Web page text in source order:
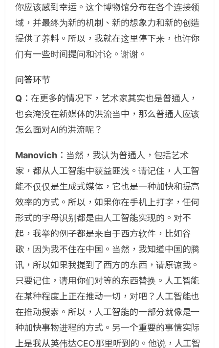
你应该感到幸运。这个博物馆分布在各个连接领
域，并最终为新的机制、新的想象力和新的创造
提供了养料。所以，我就在这里停下来，也许你
们有一些时间提问和讨论。谢谢。
问答环节
Q ：在更多的情况下，艺术家其实也是普通人，
也会淹没在新媒体的洪流当中，那么普通人应该
怎么面对AI的洪流呢？
Manovich：当然，我认为普通人，包括艺术
家，都从人工智能中获益匪浅。请记住，人工智
能不仅仅是生成式媒体，它也是一种加快和提高
效率的方式。所以，如果你在手机上打字，任何
形式的字母识别都是由人工智能实现的。对不
起，我举的例子都是来自于西方软件，比如谷
歌，因为我不住在中国。当然，我知道中国的腾
讯，所以如果我提到了西方的东西，请原谅我。
只要记住，请用你们对等的东西替换。人工智能
在某种程度上正在推动一切，对吧？人工智能也
在推动搜索。所以，人工智能的一部分就像是一
种加快事物进程的方式。另一个重要的事情实际
上是我从英伟达CEO那里听到的。他说，人工智